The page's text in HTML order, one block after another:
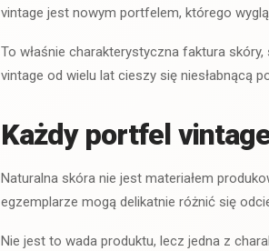
vintage jest nowym portfelem, którego
To właśnie charakterystyczna faktura
vintage od wielu lat cieszy się niesłabnącą
Każdy portfel
Naturalna skóra nie jest materiałem
egzemplarze mogą delikatnie różnić się
Nie jest to wada produktu, lecz jedna z